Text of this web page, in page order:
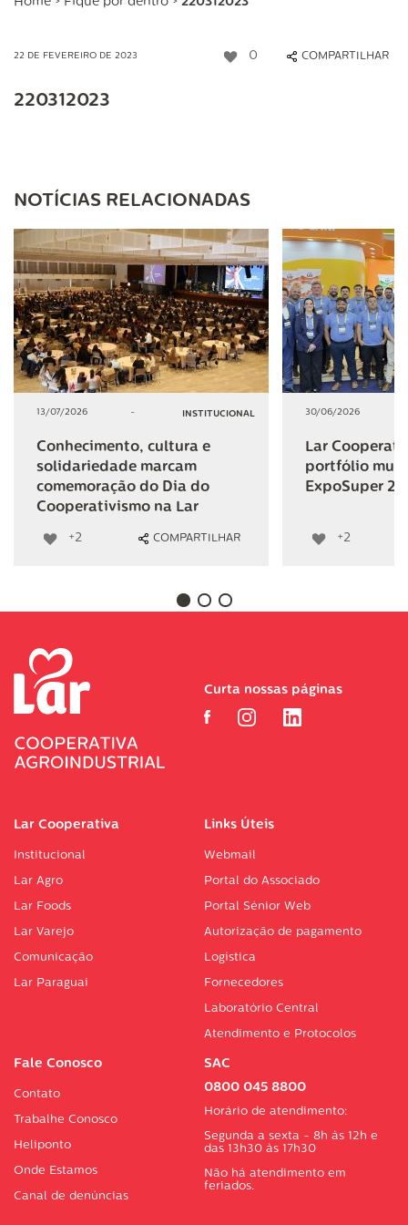
22 DE FEVEREIRO DE 2023 0 COMPARTILHAR
220312023
NOTÍCIAS RELACIONADAS
13/07/2026 - INSTITUCIONAL
Conhecimento, cultura e
solidariedade marcam
comemoração do Dia do
Cooperativismo na Lar
+2 COMPARTILHAR
30/06/2026
Lar
portfólio
ExpoSuper
+2
Lar Cooperativa
Institucional
Lar Agro
Lar Foods
Lar Varejo
Comunicação
Lar Paraguai
Links Úteis
Webmail
Portal do Associado
Portal Sénior Web
Autorização de pagamento
Logística
Fornecedores
Laboratório Central
Atendimento e Protocolos
Fale Conosco
Contato
Trabalhe Conosco
Heliponto
Onde Estamos
Canal de denúncias
SAC
0800 045 8800
Horário de atendimento:
Segunda a sexta - 8h às 12h e
das 13h30 às 17h30
Não há atendimento em
feriados.
Curta nossas páginas